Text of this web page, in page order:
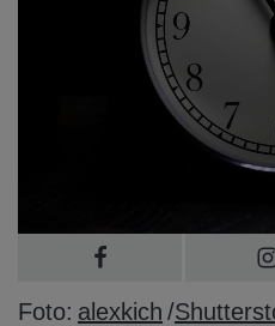
Foto: alexkich /